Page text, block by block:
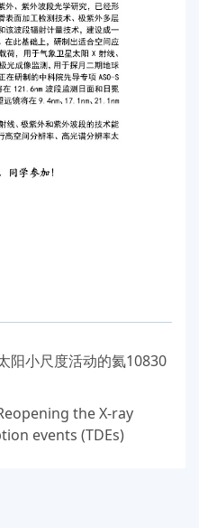
阳小尺度活动的氦10830
the X-ray
events (TDEs)